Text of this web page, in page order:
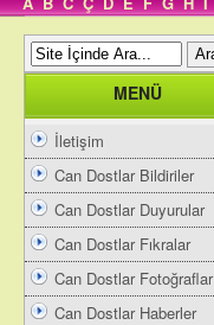
MENÜ
İletişim
Can Dostlar Bildiriler
Can Dostlar Duyurular
Can Dostlar Fıkralar
Can Dostlar Fotoğraflar
Can Dostlar Haberler